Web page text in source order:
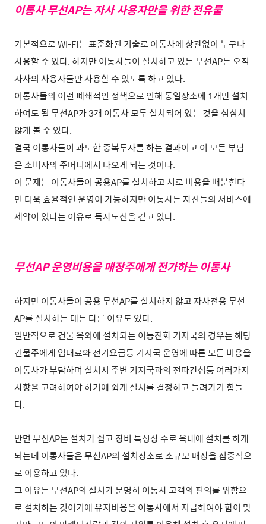
이통사 무선AP는 자사 사용자만을 위한 전유물
기본적으로 WI-FI는 표준화된 기술로 이통사에 상관없이 누구나
사용할 수 있다. 하지만 이통사들이 설치하고 있는 무선AP는 오직
자사의 사용자들만 사용할 수 있도록 하고 있다.
이통사들의 이런 폐쇄적인 정책으로 인해 동일장소에 1개만 설치
하여도 될 무선AP가 3개 이통사 모두 설치되어 있는 것을 심심치
않게 볼 수 있다.
결국 이통사들이 과도한 중복투자를 하는 결과이고 이 모든 부담
은 소비자의 주머니에서 나오게 되는 것이다.
이 문제는 이통사들이 공용AP를 설치하고 서로 비용을 배분한다
면 더욱 효율적인 운영이 가능하지만 이통사는 자신들의 서비스에
제약이 있다는 이유로 독자노선을 걷고 있다.
무선AP 운영비용을 매장주에게 전가하는 이통사
하지만 이통사들이 공용 무선AP를 설치하지 않고 자사전용 무선
AP를 설치하는 데는 다른 이유도 있다.
일반적으로 건물 옥외에 설치되는 이동전화 기지국의 경우는 해당
건물주에게 임대료와 전기요금등 기지국 운영에 따른 모든 비용을
이통사가 부담하며 설치시 주변 기지국과의 전파간섭등 여러가지
사항을 고려하여야 하기에 쉽게 설치를 결정하고 늘려가기 힘들
다.
반면 무선AP는 설치가 쉽고 장비 특성상주로 옥내에 설치를 하게
되는데 이통사들은 무선AP의 설치장소로 소규모 매장을 집중적으
로 이용하고 있다.
그 이유는 무선AP의 설치가 분명히 이통사 고객의 편의를 위함으
로 설치하는 것이기에 유지비용을 이통사에서 지급하여야 함이 맞